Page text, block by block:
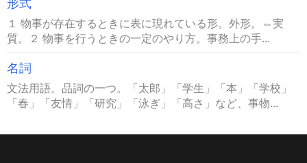
形式
１ 物事が存在するときに表に現れている形。外形。⇔実
質。２ 物事を行うときの一定のやり方。事務上の手...
名詞
文法用語。品詞の一つ。「太郎」「学生」「本」「学校」
「春」「友情」「研究」「泳ぎ」「高さ」など、事物...